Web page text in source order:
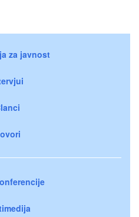
za javnost